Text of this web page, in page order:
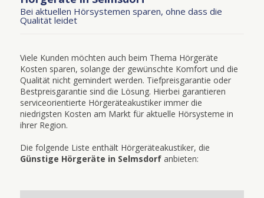
Bei aktuellen Hörsystemen sparen, ohne dass die
Qualität leidet
Viele Kunden möchten auch beim Thema Hörgeräte
Kosten sparen, solange der gewünschte Komfort und die
Qualität nicht gemindert werden. Tiefpreisgarantie oder
Bestpreisgarantie sind die Lösung. Hierbei garantieren
serviceorientierte Hörgeräteakustiker immer die
niedrigsten Kosten am Markt für aktuelle Hörsysteme in
ihrer Region.
Die folgende Liste enthält Hörgeräteakustiker, die
Günstige Hörgeräte in Selmsdorf anbieten: